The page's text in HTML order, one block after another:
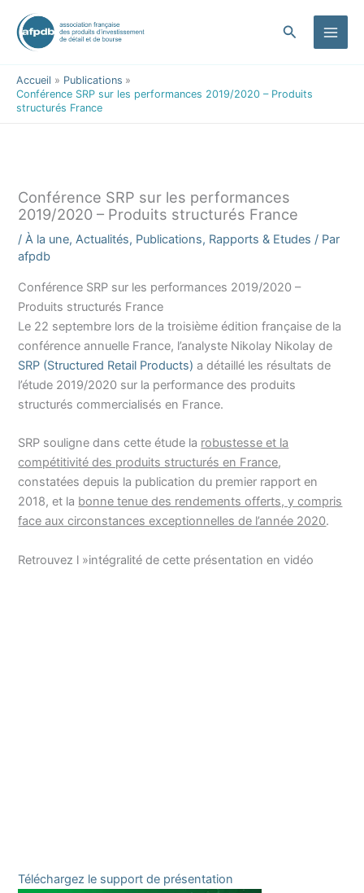
principal
contenu
Rechercher
Accueil
Publications
Conférence SRP sur les performances 2019/2020 – Produits
structurés France
Conférence SRP sur les performances
2019/2020 – Produits structurés France
/À la une,Actualités, Publications, Rapports & Etudes / Par
afpdb
Conférence SRP sur les performances 2019/2020 –
Produits structurés France
Le 22 septembre lors de la troisième édition française de la
conférence annuelle France, l’analyste Nikolay Nikolay de
SRP (Structured Retail Products) a détaillé les résultats de
l’étude 2019/2020 sur la performance des produits
structurés commercialisés en France.
SRP souligne dans cette étude la robustesse et la
compétitivité des produits structurés en France,
constatées depuis la publication du premier rapport en
2018, et la bonne tenue des rendements offerts, y compris
face aux circonstances exceptionnelles de l’année 2020.
Retrouvez l »intégralité de cette présentation en vidéo
Téléchargez le support de présentation